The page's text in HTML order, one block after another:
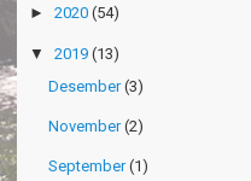
► 2020 (54)
▼ 2019 (13)
Desember(3)
November(2)
September(1)